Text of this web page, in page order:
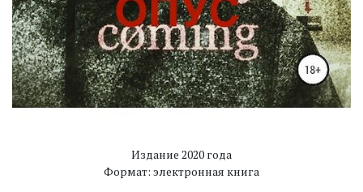
Издание 2020 года
Формат: электронная книга